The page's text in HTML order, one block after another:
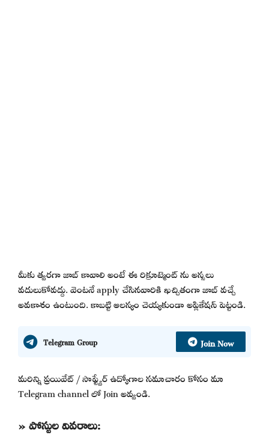
మీకు త్వరగా జాబ్ కావాలి అంటే ఈ రిక్రూట్మెంట్ ను అస్సలు
వదులుకోవద్దు. వెంటనే apply చేసినవారికి ఖచ్చితంగా జాబ్ వచ్చే
అవకాశం ఉంటుంది. కాబట్టి ఆలస్యం చెయ్యకుండా అప్లికేషన్ పెట్టండి.
Telegram Group Join Now
మరిన్ని ప్రయివేట్ / సాఫ్ట్వేర్ ఉద్యోగాల సమాచారం కోసం మా
Telegram channel లో Join అవ్వండి.
» పోస్టుల వివరాలు: